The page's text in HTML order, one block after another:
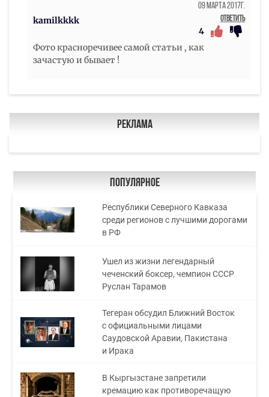
kamilkkkk
09 Марта 2017г.
Ответить
4
Фото красноречивее самой статьи , как
зачастую и бывает !
Реклама
Популярное
Республики Северного Кавказа
среди регионов с лучшими дорогами
в РФ
Ушел из жизни легендарный
чеченский боксер, чемпион СССР
Руслан Тарамов
Тегеран обсудил Ближний Восток
с официальными лицами
Саудовской Аравии, Пакистана
и Ирака
В Кыргызстане запретили
кремацию как противоречащую